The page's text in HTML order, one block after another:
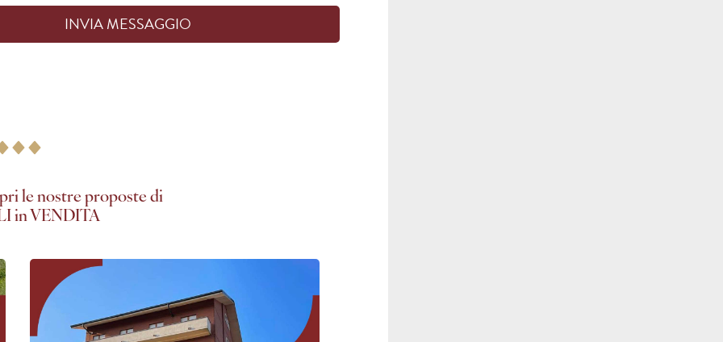
INVIA MESSAGGIO
le nostre proposte di
in VENDITA